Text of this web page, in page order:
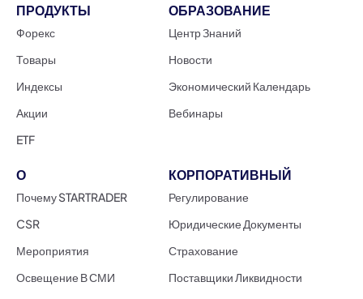
ПРОДУКТЫ
Форекс
Товары
Индексы
Акции
ETF
ОБРАЗОВАНИЕ
Центр Знаний
Новости
Экономический Календарь
Вебинары
О
Почему STARTRADER
CSR
Мероприятия
Освещение В СМИ
КОРПОРАТИВНЫЙ
Регулирование
Юридические Документы
Страхование
Поставщики Ликвидности